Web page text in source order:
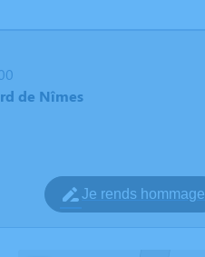
de Nîmes
Je rends hommage